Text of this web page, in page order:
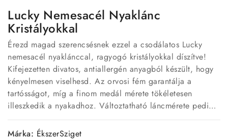
Lucky Nemesacél Nyaklánc
Kristályokkal
Érezd magad szerencsésnek ezzel a csodálatos Lucky
nemesacél nyaklánccal, ragyogó kristályokkal díszítve!
Kifejezetten divatos, antiallergén anyagból készült, hogy
kényelmesen viselhesd. Az orvosi fém garantálja a
tartósságot, míg a finom medál mérete tökéletesen
illeszkedik a nyakadhoz. Változtatható láncmérete pedig
biztosítja az ideális illeszkedést mindenki számára. Ne
hagyd ki ezt a szerencsehozó ékszert!
Márka: ÉkszerSziget